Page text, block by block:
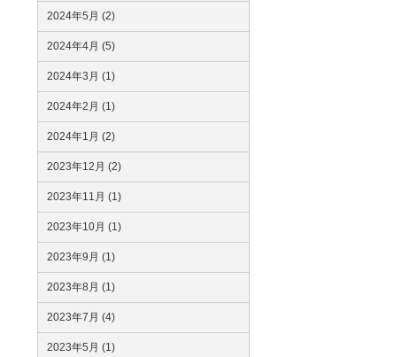
2024年5月 (2)
2024年4月 (5)
2024年3月 (1)
2024年2月 (1)
2024年1月 (2)
2023年12月 (2)
2023年11月 (1)
2023年10月 (1)
2023年9月 (1)
2023年8月 (1)
2023年7月 (4)
2023年5月 (1)